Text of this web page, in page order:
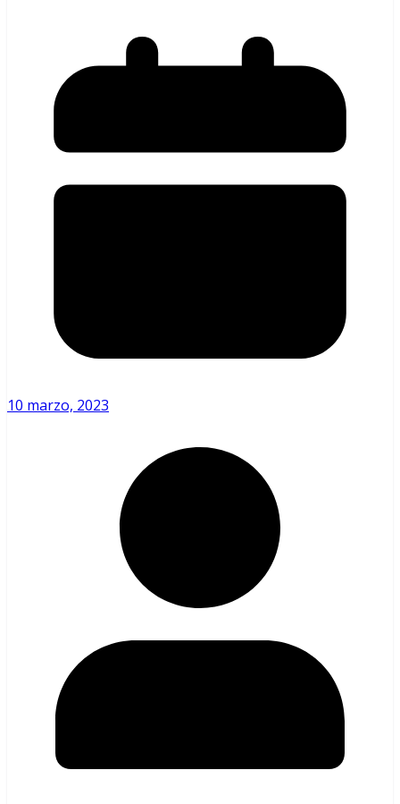
10 marzo, 2023